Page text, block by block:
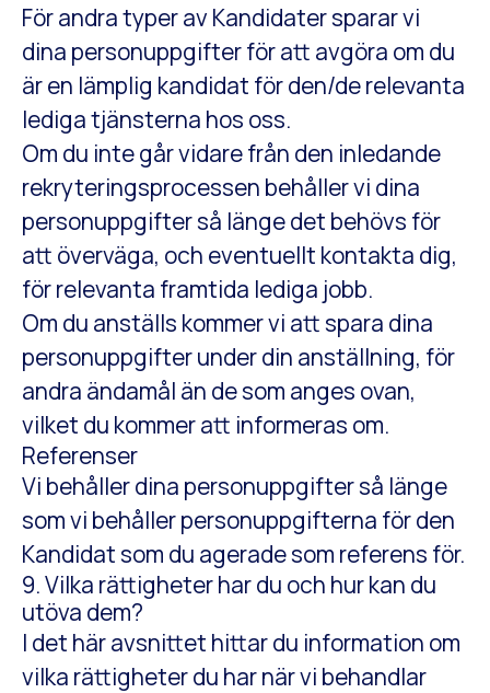
För andra typer av Kandidater sparar vi
dina personuppgifter för att avgöra om du
är en lämplig kandidat för den/de relevanta
lediga tjänsterna hos oss.
Om du inte går vidare från den inledande
rekryteringsprocessen behåller vi dina
personuppgifter så länge det behövs för
att överväga, och eventuellt kontakta dig,
för relevanta framtida lediga jobb.
Om du anställs kommer vi att spara dina
personuppgifter under din anställning, för
andra ändamål än de som anges ovan,
vilket du kommer att informeras om.
Referenser
Vi behåller dina personuppgifter så länge
som vi behåller personuppgifterna för den
Kandidat som du agerade som referens för.
9. Vilka rättigheter har du och hur kan du
utöva dem?
I det här avsnittet hittar du information om
vilka rättigheter du har när vi behandlar